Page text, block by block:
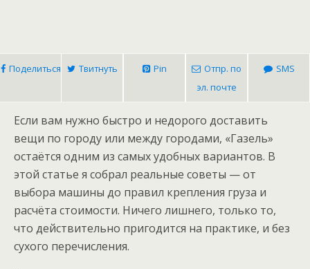
Поделиться Твитнуть Pin
Отпр. по
эл. почте
SMS
Если вам нужно быстро и недорого доставить
вещи по городу или между городами, «Газель»
остаётся одним из самых удобных вариантов. В
этой статье я собрал реальные советы — от
выбора машины до правил крепления груза и
расчёта стоимости. Ничего лишнего, только то,
что действительно пригодится на практике, и без
сухого перечисления.